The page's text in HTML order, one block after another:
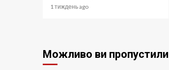
1 тиждень ago
Можливо ви пропустили